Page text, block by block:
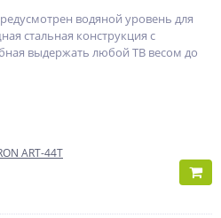
водяной уровень для
стальная конструкция с
выдержать любой ТВ весом до
ART-44T